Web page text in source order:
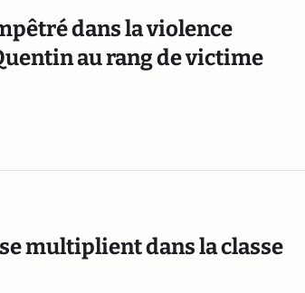
dans la violence
au rang de victime
multiplient dans la classe